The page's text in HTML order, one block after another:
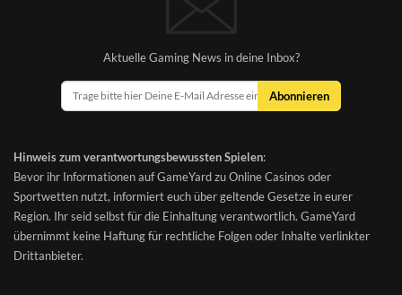
Aktuelle Gaming News in deine Inbox?
Abonnieren
Hinweis zum verantwortungsbewussten Spielen:
Bevor ihr Informationen auf GameYard zu Online Casinos oder
Sportwetten nutzt, informiert euch über geltende Gesetze in eurer
Region. Ihr seid selbst für die Einhaltung verantwortlich. GameYard
übernimmt keine Haftung für rechtliche Folgen oder Inhalte verlinkter
Drittanbieter.